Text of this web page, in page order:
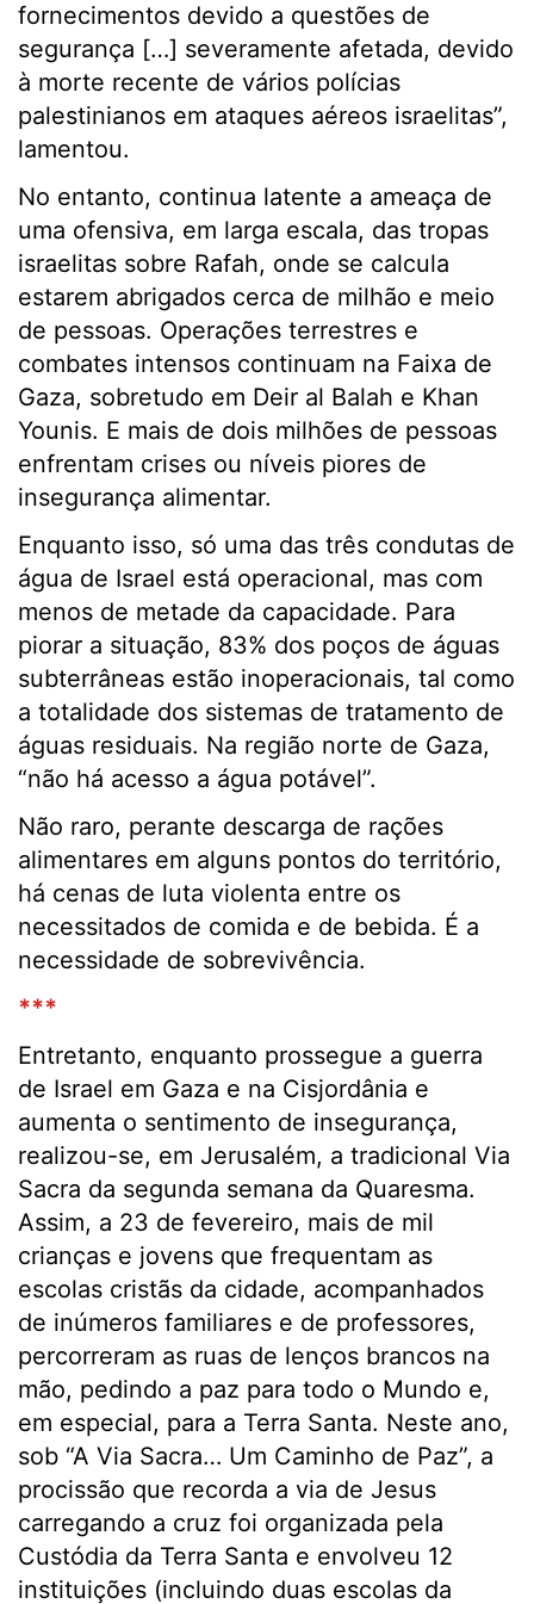
fornecimentos devido a questões de
segurança […] severamente afetada, devido
à morte recente de vários polícias
palestinianos em ataques aéreos israelitas”,
lamentou.
No entanto, continua latente a ameaça de
uma ofensiva, em larga escala, das tropas
israelitas sobre Rafah, onde se calcula
estarem abrigados cerca de milhão e meio
de pessoas. Operações terrestres e
combates intensos continuam na Faixa de
Gaza, sobretudo em Deir al Balah e Khan
Younis. E mais de dois milhões de pessoas
enfrentam crises ou níveis piores de
insegurança alimentar.
Enquanto isso, só uma das três condutas de
água de Israel está operacional, mas com
menos de metade da capacidade. Para
piorar a situação, 83% dos poços de águas
subterrâneas estão inoperacionais, tal como
a totalidade dos sistemas de tratamento de
águas residuais. Na região norte de Gaza,
“não há acesso a água potável”.
Não raro, perante descarga de rações
alimentares em alguns pontos do território,
há cenas de luta violenta entre os
necessitados de comida e de bebida. É a
necessidade de sobrevivência.
***
Entretanto, enquanto prossegue a guerra
de Israel em Gaza e na Cisjordânia e
aumenta o sentimento de insegurança,
realizou-se, em Jerusalém, a tradicional Via
Sacra da segunda semana da Quaresma.
Assim, a 23 de fevereiro, mais de mil
crianças e jovens que frequentam as
escolas cristãs da cidade, acompanhados
de inúmeros familiares e de professores,
percorreram as ruas de lenços brancos na
mão, pedindo a paz para todo o Mundo e,
em especial, para a Terra Santa. Neste ano,
sob “A Via Sacra… Um Caminho de Paz”, a
procissão que recorda a via de Jesus
carregando a cruz foi organizada pela
Custódia da Terra Santa e envolveu 12
instituições (incluindo duas escolas da